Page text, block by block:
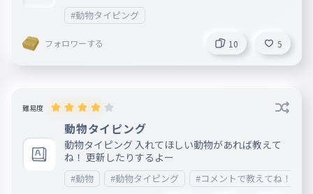
#動物タイピング
フォロワーする 10 5
難易度
動物タイピング
動物タイピング 入れてほしい動物があれば教えて
ね！ 更新したりするよー
#動物 #動物タイピング #コメントで教えてね！